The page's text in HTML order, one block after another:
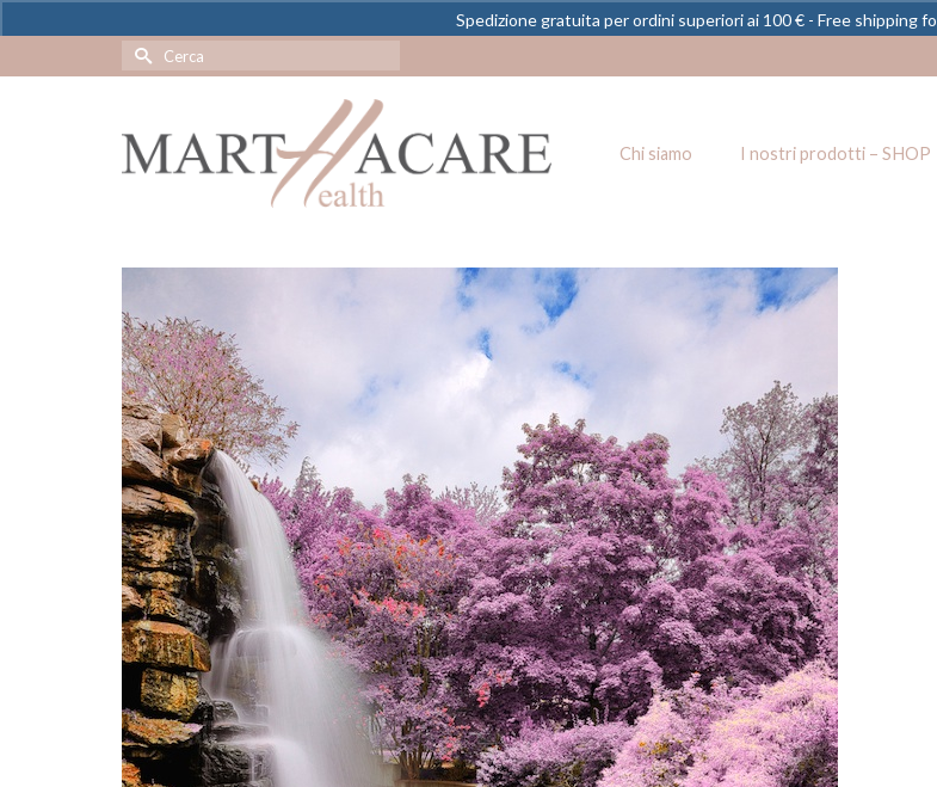
Cerca
per:
Chi siamo I nostri prodotti – SHOP
Spedizione gratuita per ordini superiori ai 100 € - Free shipping